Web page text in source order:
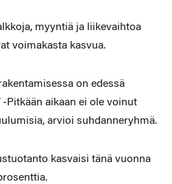
myyntiä ja liikevaihtoa
voimakasta kasvua.
on edessä
-Pitkään aikaan ei ole voinut
arvioi suhdanneryhmä.
kasvaisi tänä vuonna